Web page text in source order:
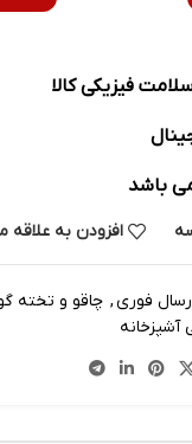
فیزیکی کالا
باشد
افزودن به علاقه
فوری, چاقو و تخته
آشپزخانه